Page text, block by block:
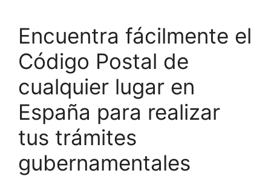
Encuentra fácilmente el
Código Postal de
cualquier lugar en
España para realizar
tus trámites
gubernamentales